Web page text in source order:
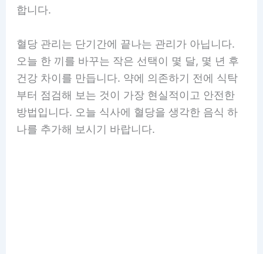
합니다.
혈당 관리는 단기간에 끝나는 관리가 아닙니다.
오늘 한 끼를 바꾸는 작은 선택이 몇 달, 몇 년 후
건강 차이를 만듭니다. 약에 의존하기 전에 식탁
부터 점검해 보는 것이 가장 현실적이고 안전한
방법입니다. 오늘 식사에 혈당을 생각한 음식 하
나를 추가해 보시기 바랍니다.